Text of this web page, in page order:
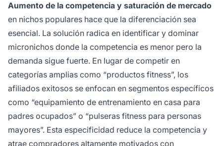
Aumento de la competencia y saturación de mercado
en nichos populares hace que la diferenciación sea
esencial. La solución radica en identificar y dominar
micronichos donde la competencia es menor pero la
demanda sigue fuerte. En lugar de competir en
categorías amplias como “productos fitness”, los
afiliados exitosos se enfocan en segmentos específicos
como “equipamiento de entrenamiento en casa para
padres ocupados” o “pulseras fitness para personas
mayores”. Esta especificidad reduce la competencia y
atrae compradores altamente motivados con